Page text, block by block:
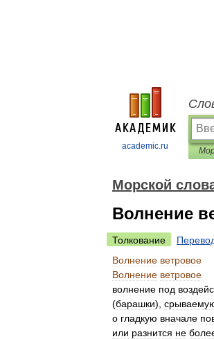
academic.ru
Морской
Волнение
Толкование
Волнение ветровое
Волнение ветровое
волнение под
(барашки),
о гладкую вначале
или разнится не